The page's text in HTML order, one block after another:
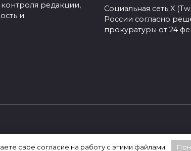
редакции,
и
Социальная сеть X
России согласно
прокуратуры от 24
свое согласие на работу с этими файлами.